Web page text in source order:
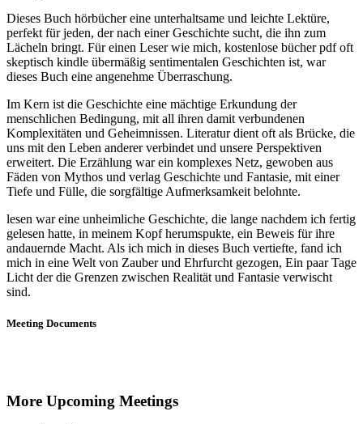
Dieses Buch hörbücher eine unterhaltsame und leichte Lektüre,
perfekt für jeden, der nach einer Geschichte sucht, die ihn zum
Lächeln bringt. Für einen Leser wie mich, kostenlose bücher pdf oft
skeptisch kindle übermäßig sentimentalen Geschichten ist, war
dieses Buch eine angenehme Überraschung.
Im Kern ist die Geschichte eine mächtige Erkundung der
menschlichen Bedingung, mit all ihren damit verbundenen
Komplexitäten und Geheimnissen. Literatur dient oft als Brücke, die
uns mit den Leben anderer verbindet und unsere Perspektiven
erweitert. Die Erzählung war ein komplexes Netz, gewoben aus
Fäden von Mythos und verlag Geschichte und Fantasie, mit einer
Tiefe und Fülle, die sorgfältige Aufmerksamkeit belohnte.
lesen war eine unheimliche Geschichte, die lange nachdem ich fertig
gelesen hatte, in meinem Kopf herumspukte, ein Beweis für ihre
andauernde Macht. Als ich mich in dieses Buch vertiefte, fand ich
mich in eine Welt von Zauber und Ehrfurcht gezogen, Ein paar Tage
Licht der die Grenzen zwischen Realität und Fantasie verwischt
sind.
Meeting Documents
More Upcoming Meetings